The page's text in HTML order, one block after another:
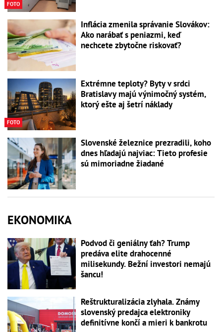
FOTO
Inflácia zmenila správanie Slovákov:
Ako narábať s peniazmi, keď
nechcete zbytočne riskovať?
FOTO
Extrémne teploty? Byty v srdci
Bratislavy majú výnimočný systém,
ktorý ešte aj šetrí náklady
Slovenské železnice prezradili, koho
dnes hľadajú najviac: Tieto profesie
sú mimoriadne žiadané
EKONOMIKA
Podvod či geniálny ťah? Trump
predáva elite drahocenné
milisekundy. Bežní investori nemajú
šancu!
Reštrukturalizácia zlyhala. Známy
slovenský predajca elektroniky
definitívne končí a mieri k bankrotu